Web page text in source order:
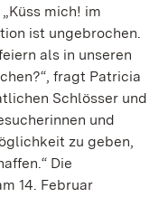
mich! im
ist ungebrochen.
als in unseren
fragt Patricia
Schlösser und
und
zu geben,
Die
14. Februar